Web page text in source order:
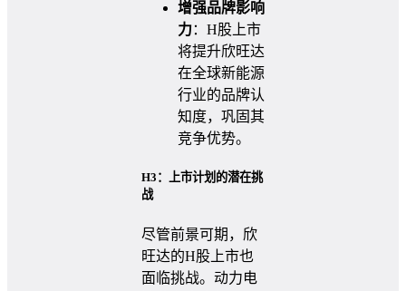
增强品牌影响
力：H股上市
将提升欣旺达
在全球新能源
行业的品牌认
知度，巩固其
竞争优势。
H3：上市计划的潜在挑
战
尽管前景可期，欣
旺达的H股上市也
面临挑战。动力电